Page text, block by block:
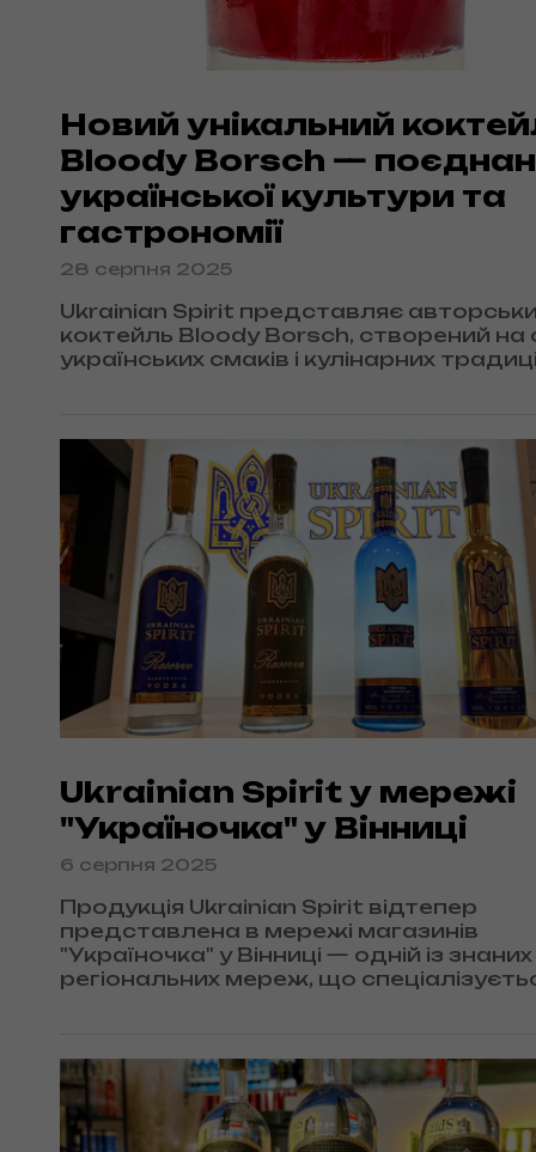
Новий унікальний
Bloody Borsch —
української культури та
гастрономії
28 серпня 2025
Ukrainian Spirit представляє
коктейль Bloody Borsch, створений на
українських смаків і кулінарних
Ukrainian Spirit у мережі
"Україночка" у Вінниці
6 серпня 2025
Продукція Ukrainian Spirit відтепер
представлена в мережі магазинів
"Україночка" у Вінниці — одній із знаних
регіональних мереж, що